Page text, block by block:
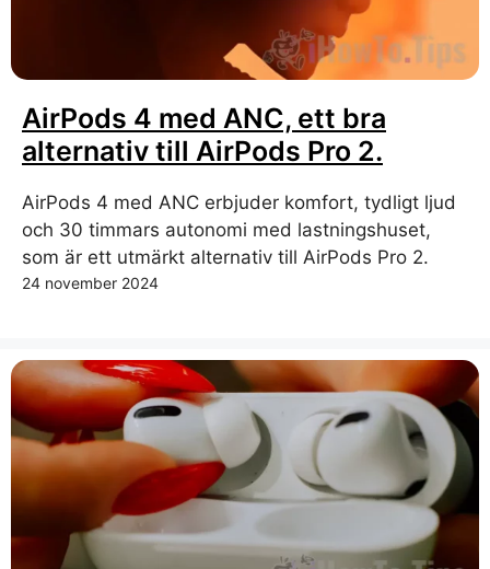
AirPods 4 med ANC, ett bra
alternativ till AirPods Pro 2.
AirPods 4 med ANC erbjuder komfort, tydligt ljud
och 30 timmars autonomi med lastningshuset,
som är ett utmärkt alternativ till AirPods Pro 2.
24 november 2024